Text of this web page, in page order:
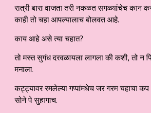
रात्री बारा वाजता तरी नकळत सगळ्यांचेच कान
काही तो चहा आपल्यालाच बोलवत आहे.
काय आहे असे त्या चहात?
तो मस्त सुगंध दरवळायला लागला की कशी, तो न
मनाला.
कट्ट्यावर रमलेल्या गप्पांमधेच जर गरम चहाचा
सोने पे सुहागाच.